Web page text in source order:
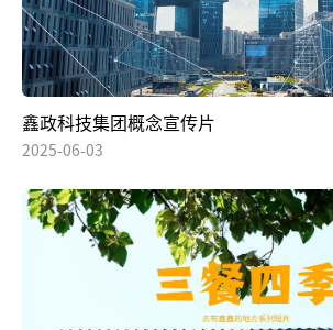
鑫政科技集团概念宣传片
2025-06-03